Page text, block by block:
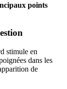
points
stimule en
dans les
de